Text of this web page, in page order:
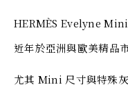
HERMÈS Evelyne
近年於亞洲與歐美精品
尤其 Mini 尺寸與特殊灰